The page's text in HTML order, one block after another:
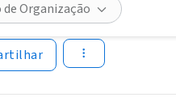
de Organização
adult_services.htm